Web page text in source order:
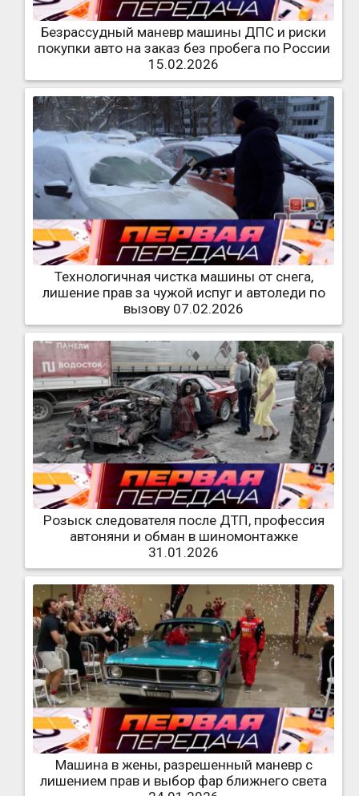
Безрассудный маневр машины ДПС и риски
покупки авто на заказ без пробега по России
15.02.2026
Технологичная чистка машины от снега,
лишение прав за чужой испуг и автоледи по
вызову 07.02.2026
Розыск следователя после ДТП, профессия
автоняни и обман в шиномонтажке
31.01.2026
Машина в жены, разрешенный маневр с
лишением прав и выбор фар ближнего света